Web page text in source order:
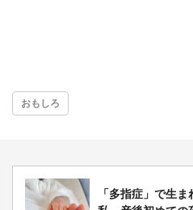
おもしろ
「多指症」で生